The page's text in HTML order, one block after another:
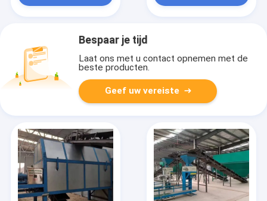
Bespaar je tijd
Laat ons met u contact opnemen met de
beste producten.
Geef uw vereiste